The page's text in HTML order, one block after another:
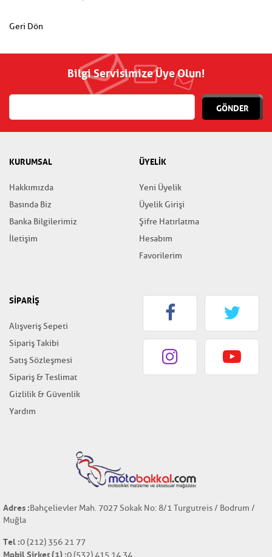
Geri Dön
Bilgi Servisimize Üye Olun!
GÖNDER
KURUMSAL
Hakkımızda
Basında Biz
Banka Bilgilerimiz
İletişim
ÜYELİK
Yeni Üyelik
Üyelik Girişi
Şifre Hatırlatma
Hesabım
Favorilerim
SİPARİŞ
Alışveriş Sepeti
Sipariş Takibi
Satış Sözleşmesi
Sipariş & Teslimat
Gizlilik & Güvenlik
Yardım
Adres :Bahçelievler Mah. 7027 Sokak No: 8/1 Turgutreis / Bodrum /
Muğla
Tel :0 (212) 356 21 77
Mobil Şirket (1) :0 (532) 415 14 34